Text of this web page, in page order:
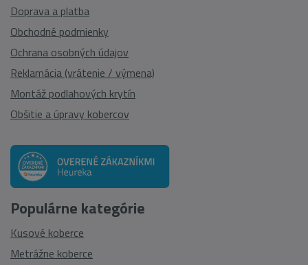
Doprava a platba
Obchodné podmienky
Ochrana osobných údajov
Reklamácia (vrátenie / výmena)
Montáž podlahových krytín
Obšitie a úpravy kobercov
Populárne kategórie
Kusové koberce
Metrážne koberce